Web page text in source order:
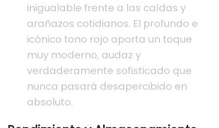
inigualable frente a las caídas y
arañazos cotidianos. El profundo e
icónico tono rojo aporta un toque
muy moderno, audaz y
verdaderamente sofisticado que
nunca pasará desapercibido en
absoluto.